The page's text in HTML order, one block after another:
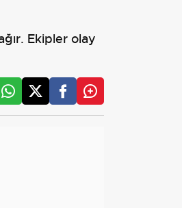
Ekipler olay